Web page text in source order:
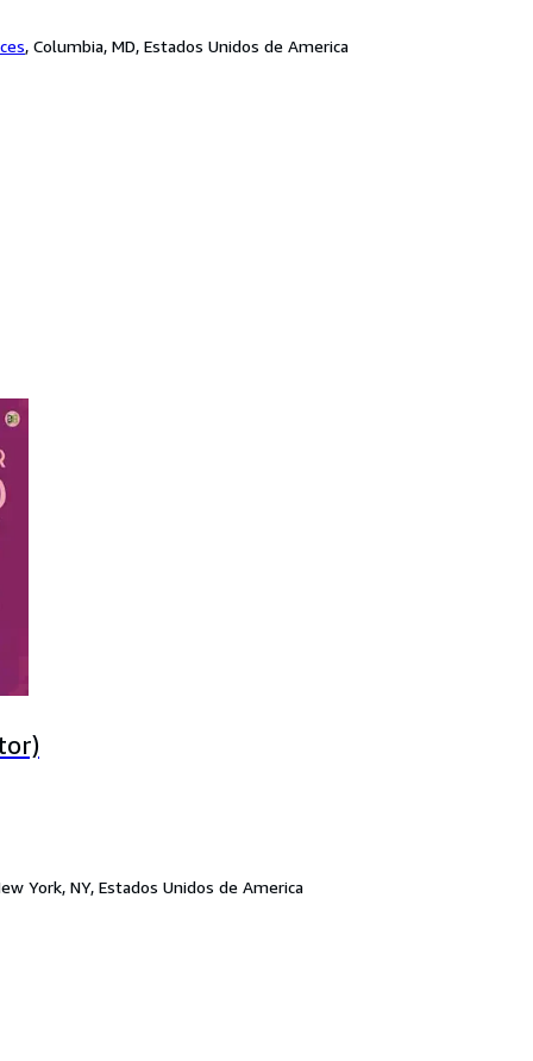
, Columbia, MD, Estados Unidos de America
York, NY, Estados Unidos de America